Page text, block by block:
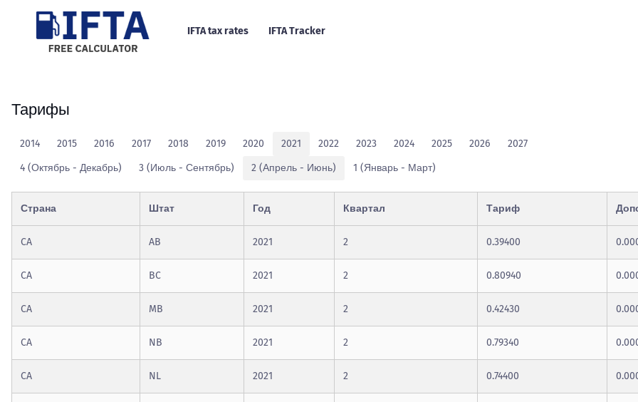
IFTA tax rates IFTA Tracker
Тарифы
2014 2015 2016 2017 2018 2019 2020 2021 2022 2023 2024 2025 2026
2027
4 (Октябрь - Декабрь)
3 (Июль - Сентябрь) 2 (Апрель - Июнь) 1 (Январь - Март)
Страна Штат Год Квартал Тариф
CA AB 2021 2 0.39400
CA BC 2021 2 0.80940
CA MB 2021 2 0.42430
CA NB 2021 2 0.79340
CA NL 2021 2 0.74400